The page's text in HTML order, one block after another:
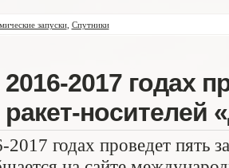
запуски, Спутники
2017 годах
ракет-носителей
годах проведет пять